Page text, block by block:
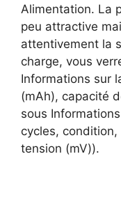
Alimentation. La
peu attractive
attentivement la
charge, vous
Informations sur
(mAh), capacité
sous
cycles,
tension (mV)).